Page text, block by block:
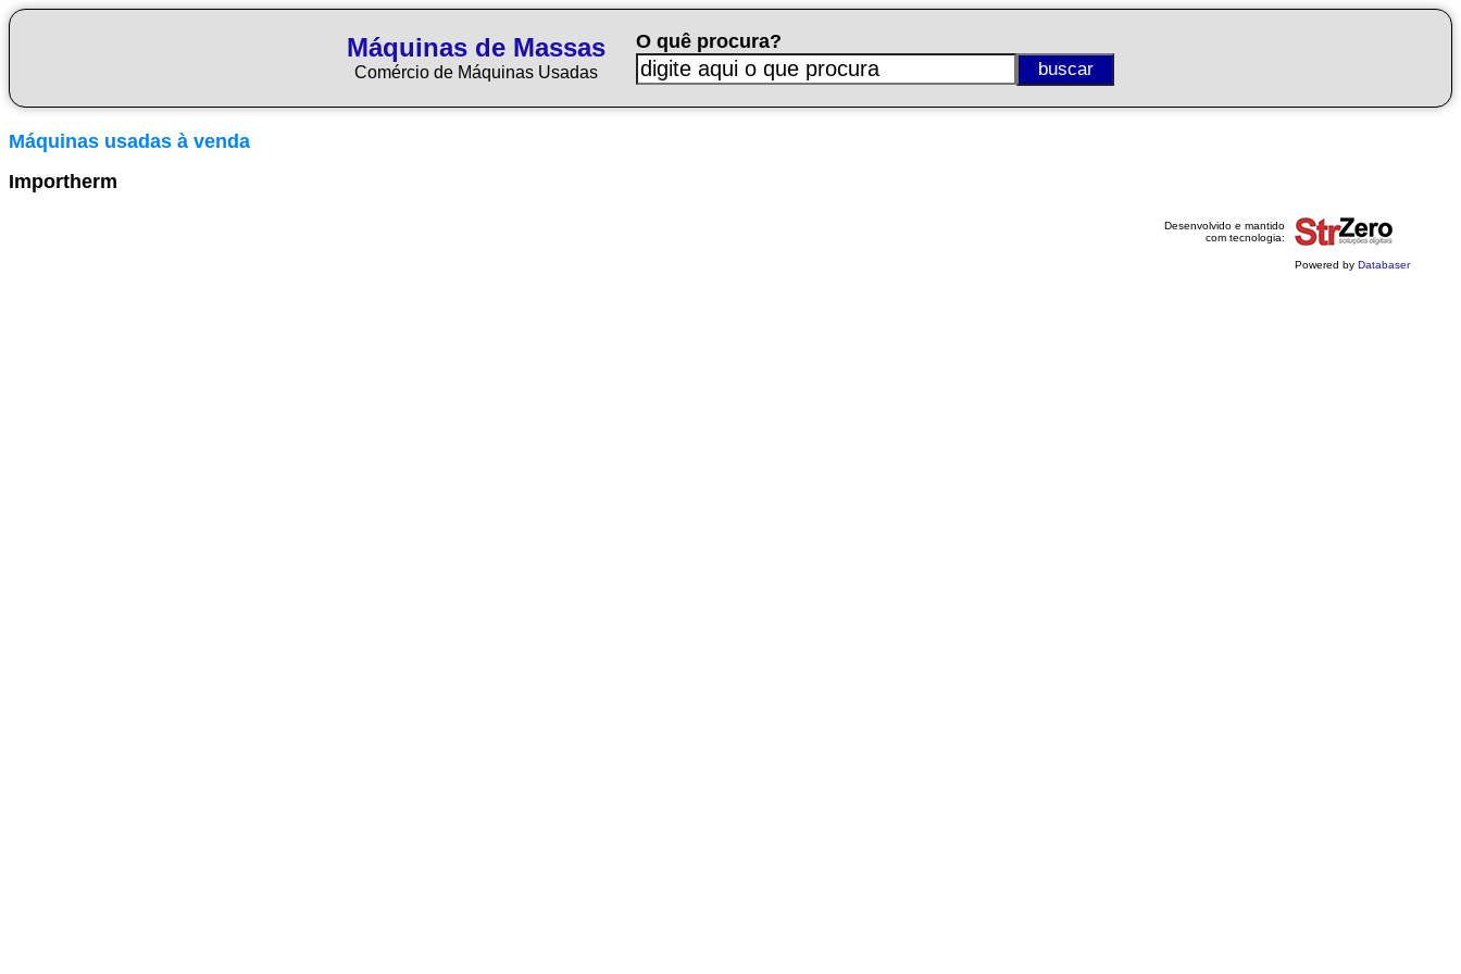
Máquinas de Massas
Comércio de Máquinas Usadas
O quê procura?
Máquinas usadas à venda
Importherm
Desenvolvido e mantido
com tecnologia:
Powered by Databaser